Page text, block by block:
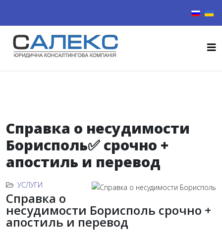
Справка о несудимости
Борисполь✅ срочно +
апостиль и перевод
УСЛУГИ
Справка о
несудимости Борисполь срочно +
апостиль и перевод